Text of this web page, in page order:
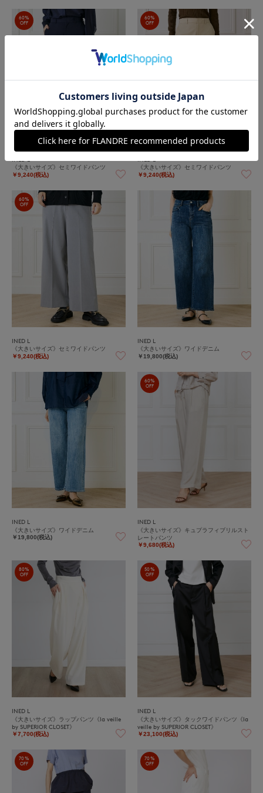
60%
OFF
《大きいサイズ》セミワイドパンツ
￥9,240(税込)
60%
OFF
《大きいサイズ》セミワイドパンツ
￥9,240(税込)
60%
OFF
INED L
《大きいサイズ》セミワイドパンツ
￥9,240(税込)
INED L
《大きいサイズ》ワイドデニム
￥19,800(税込)
INED L
《大きいサイズ》ワイドデニム
￥19,800(税込)
60%
OFF
INED L
《大きいサイズ》キュプラフィブリルスト
レートパンツ
￥9,680(税込)
80%
OFF
INED L
《大きいサイズ》ラップパンツ《la veille
by SUPERIOR CLOSET》
￥7,700(税込)
50%
OFF
INED L
《大きいサイズ》タックワイドパンツ《la
veille by SUPERIOR CLOSET》
￥23,100(税込)
70%
OFF
70%
OFF